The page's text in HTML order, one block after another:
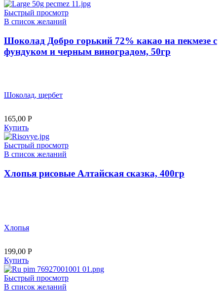
Быстрый просмотр
В список желаний
Шоколад Добро горький 72% какао на пекмезе с
фундуком и черным виноградом, 50гр
Шоколад, щербет
165,00 Р
Купить
Быстрый просмотр
В список желаний
Хлопья рисовые Алтайская сказка, 400гр
Хлопья
199,00 Р
Купить
Быстрый просмотр
В список желаний